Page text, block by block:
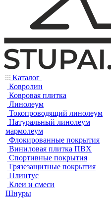
Каталог
Ковролин
Ковровая плитка
Линолеум
Токопроводящий линолеум
Натуральный линолеум
мармолеум
Флокированные покрытия
Виниловая плитка ПВХ
Спортивные покрытия
Грязезащитные покрытия
Плинтус
Клеи и смеси
Шнуры